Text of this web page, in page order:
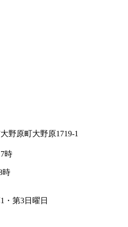
野原町大野原1719-1
時
時
・第3日曜日